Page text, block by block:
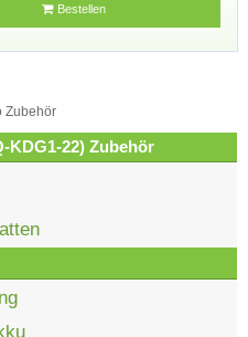
Bestellen
Zubehör
KDG1-22) Zubehör